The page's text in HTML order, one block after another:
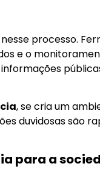
processo.
e o
, se cria um
duvidosas são
para a